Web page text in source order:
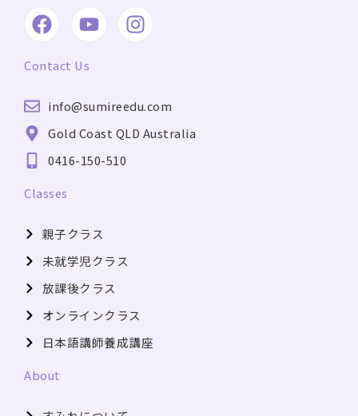
F
a
c
e
b
o
o
k
Y
o
t
b
e
I
n
a
g
r
Contact Us
info@sumireedu.com
Gold Coast QLD Australia
0416-150-510
Classes
親子クラス
未就学児クラス
放課後クラス
オンラインクラス
日本語講師養成講座
About